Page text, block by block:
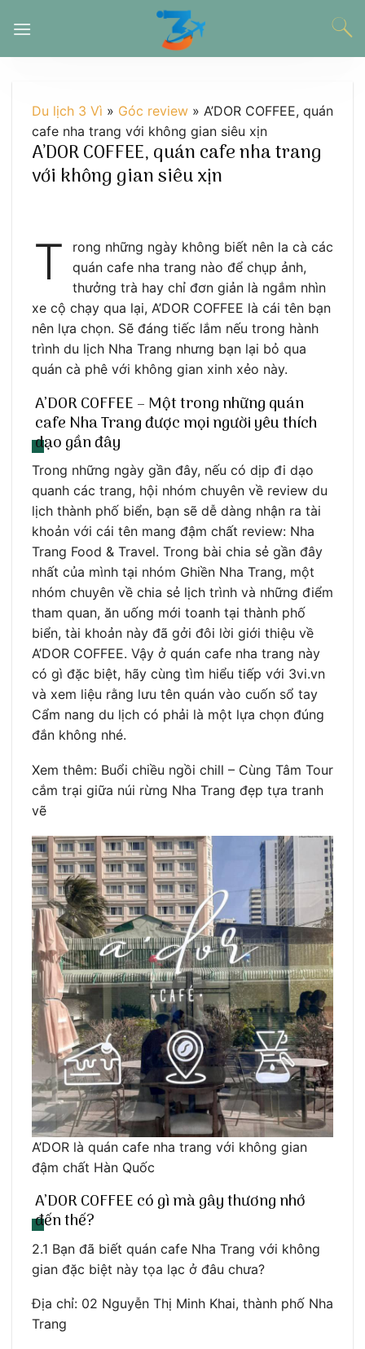
đến
Du lịch 3 Vì » Góc review » A’DOR COFFEE, quán
cafe nha trang với không gian siêu xịn
A’DOR COFFEE, quán cafe nha trang
với không gian siêu xịn
T
rong những ngày không biết nên la cà các
quán cafe nha trang nào để chụp ảnh,
thưởng trà hay chỉ đơn giản là ngắm nhìn
xe cộ chạy qua lại, A’DOR COFFEE là cái tên bạn
nên lựa chọn. Sẽ đáng tiếc lắm nếu trong hành
trình du lịch Nha Trang nhưng bạn lại bỏ qua
quán cà phê với không gian xinh xẻo này.
A’DOR COFFEE – Một trong những quán
cafe Nha Trang được mọi người yêu thích
dạo gần đây
Trong những ngày gần đây, nếu có dịp đi dạo
quanh các trang, hội nhóm chuyên về review du
lịch thành phố biển, bạn sẽ dễ dàng nhận ra tài
khoản với cái tên mang đậm chất review: Nha
Trang Food & Travel. Trong bài chia sẻ gần đây
nhất của mình tại nhóm Ghiền Nha Trang, một
nhóm chuyên về chia sẻ lịch trình và những điểm
tham quan, ăn uống mới toanh tại thành phố
biển, tài khoản này đã gởi đôi lời giới thiệu về
A’DOR COFFEE. Vậy ở quán cafe nha trang này
có gì đặc biệt, hãy cùng tìm hiểu tiếp với 3vi.vn
và xem liệu rằng lưu tên quán vào cuốn sổ tay
Cẩm nang du lịch có phải là một lựa chọn đúng
đắn không nhé.
Xem thêm: Buổi chiều ngồi chill – Cùng Tâm Tour
cắm trại giữa núi rừng Nha Trang đẹp tựa tranh
vẽ
A’DOR là quán cafe nha trang với không gian
đậm chất Hàn Quốc
A’DOR COFFEE có gì mà gây thương nhớ
đến thế?
2.1 Bạn đã biết quán cafe Nha Trang với không
gian đặc biệt này tọa lạc ở đâu chưa?
Địa chỉ: 02 Nguyễn Thị Minh Khai, thành phố Nha
Trang